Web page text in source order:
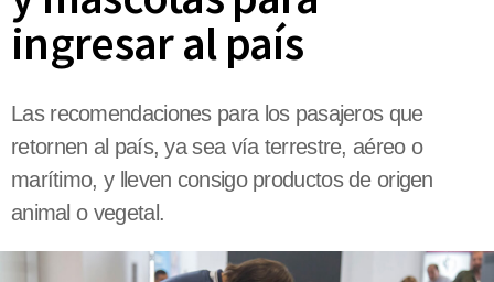
ingresar al país
Las recomendaciones para los pasajeros que
retornen al país, ya sea vía terrestre, aéreo o
marítimo, y lleven consigo productos de origen
animal o vegetal.